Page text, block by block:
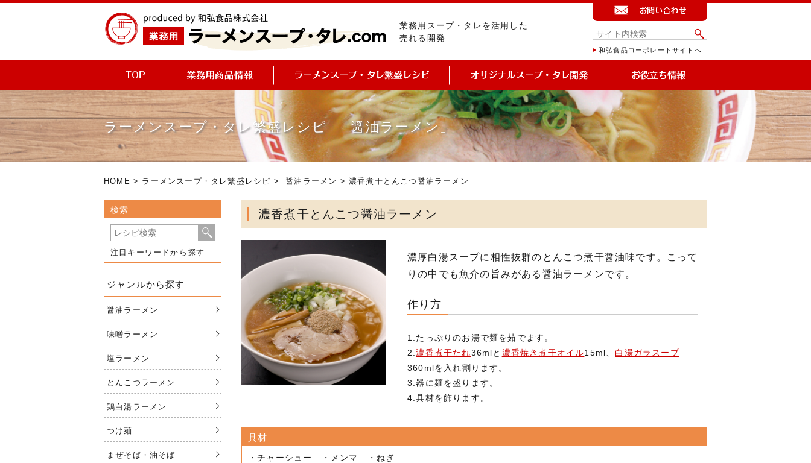
業務用スープ・タレを活用した
売れる開発
和弘食品コーポレートサイトへ
ラーメンスープ・タレ繁盛レシピ 「醤油ラーメン」
HOME > ラーメンスープ・タレ繁盛レシピ >醤油ラーメン > 濃香煮干とんこつ醤油ラーメン
濃香煮干とんこつ醤油ラーメン
濃厚白湯スープに相性抜群のとんこつ煮干醤油味です。こって
りの中でも魚介の旨みがある醤油ラーメンです。
作り方
1.たっぷりのお湯で麺を茹でます。
2.濃香煮干たれ36mlと 濃香焼き煮干オイル15ml、 白湯ガラスープ
360mlを入れ割ります。
3.器に麺を盛ります。
4.具材を飾ります。
具材
・チャーシュー ・メンマ ・ねぎ
検索
注目キーワードから探す
ジャンルから探す
醤油ラーメン
味噌ラーメン
塩ラーメン
とんこつラーメン
鶏白湯ラーメン
つけ麺
まぜそば・油そば